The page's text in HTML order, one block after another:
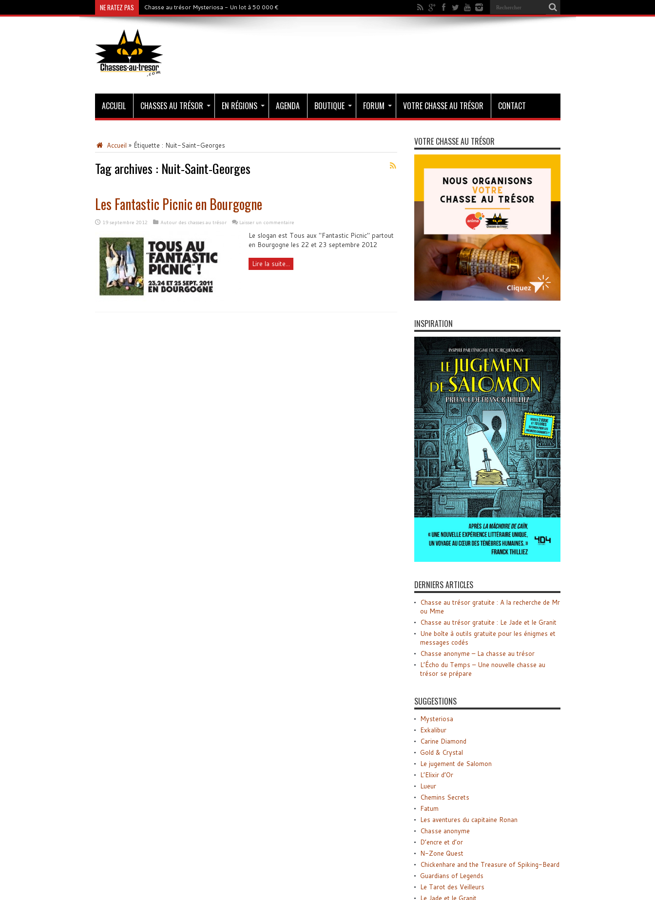
NE RATEZ PAS Chasse au trésor Mysteriosa - Un lot à 50 000 €
ACCUEIL CHASSES AU TRÉSOR EN RÉGIONS AGENDA BOUTIQUE FORUM VOTRE CHASSE AU TRÉSOR CONTACT
Accueil » Étiquette : Nuit-Saint-Georges
Tag archives : Nuit-Saint-Georges
Les Fantastic Picnic en Bourgogne
19 septembre 2012 Autour des chasses au trésor Laisser un commentaire
Le slogan est Tous aux "Fantastic Picnic" partout
en Bourgogne les 22 et 23 septembre 2012
Lire la suite...
VOTRE CHASSE AU TRÉSOR
INSPIRATION
DERNIERS ARTICLES
Chasse au trésor gratuite : A la recherche de Mr
ou Mme
Chasse au trésor gratuite : Le Jade et le Granit
Une boîte à outils gratuite pour les énigmes et
messages codés
Chasse anonyme – La chasse au trésor
L’Écho du Temps – Une nouvelle chasse au
trésor se prépare
SUGGESTIONS
Mysteriosa
Exkalibur
Carine Diamond
Gold & Crystal
Le jugement de Salomon
L’Elixir d’Or
Lueur
Chemins Secrets
Fatum
Les aventures du capitaine Ronan
Chasse anonyme
D’encre et d’or
N-Zone Quest
Chickenhare and the Treasure of Spiking-Beard
Guardians of Legends
Le Tarot des Veilleurs
Le Jade et le Granit